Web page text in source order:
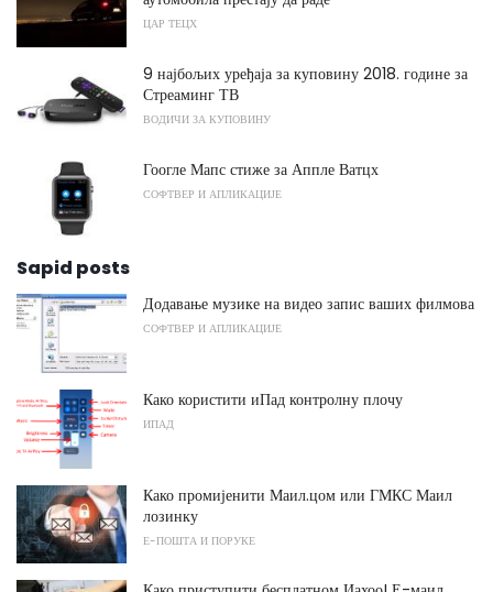
ЦАР ТЕЦХ
9 најбољих уређаја за куповину 2018. године за
Стреаминг ТВ
ВОДИЧИ ЗА КУПОВИНУ
Гоогле Мапс стиже за Аппле Ватцх
СОФТВЕР И АПЛИКАЦИЈЕ
Sapid posts
Додавање музике на видео запис ваших филмова
СОФТВЕР И АПЛИКАЦИЈЕ
Како користити иПад контролну плочу
ИПАД
Како промијенити Маил.цом или ГМКС Маил
лозинку
Е-ПОШТА И ПОРУКЕ